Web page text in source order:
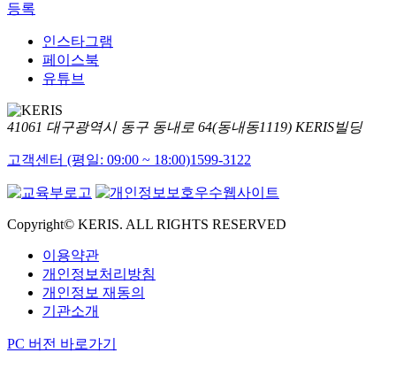
등록
인스타그램
페이스북
유튜브
41061 대구광역시 동구 동내로 64(동내동1119) KERIS빌딩
고객센터 (평일: 09:00 ~ 18:00)1599-3122
Copyright© KERIS. ALL RIGHTS RESERVED
이용약관
개인정보처리방침
개인정보 재동의
기관소개
PC 버전 바로가기